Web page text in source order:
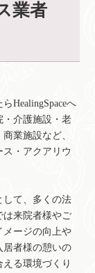
業者
HealingSpaceへ
・介護施設・老
業施設など、
・アクアリウ
して、多くの法
は来院者様やご
メージの向上や
居者様の憩いの
る環境づくり